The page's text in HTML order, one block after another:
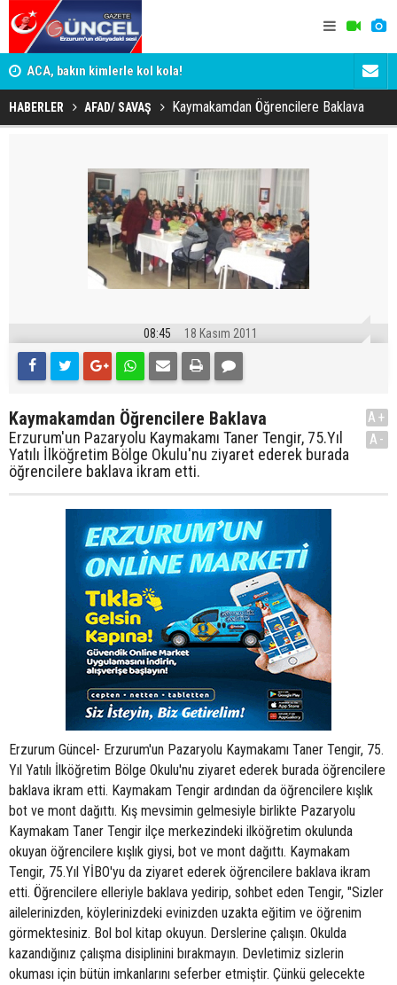
ACA, bakın kimlerle kol kola!
HABERLER AFAD/ SAVAŞ Kaymakamdan Öğrencilere Baklava
08:45 18 Kasım 2011
Kaymakamdan Öğrencilere Baklava
Erzurum'un Pazaryolu Kaymakamı Taner Tengir, 75.Yıl
Yatılı İlköğretim Bölge Okulu'nu ziyaret ederek burada
öğrencilere baklava ikram etti.
A+
A-
Erzurum Güncel- Erzurum'un Pazaryolu Kaymakamı Taner Tengir, 75.
Yıl Yatılı İlköğretim Bölge Okulu'nu ziyaret ederek burada öğrencilere
baklava ikram etti. Kaymakam Tengir ardından da öğrencilere kışlık
bot ve mont dağıttı. Kış mevsimin gelmesiyle birlikte Pazaryolu
Kaymakam Taner Tengir ilçe merkezindeki ilköğretim okulunda
okuyan öğrencilere kışlık giysi, bot ve mont dağıttı. Kaymakam
Tengir, 75.Yıl YİBO'yu da ziyaret ederek öğrencilere baklava ikram
etti. Öğrencilere elleriyle baklava yedirip, sohbet eden Tengir, "Sizler
ailelerinizden, köylerinizdeki evinizden uzakta eğitim ve öğrenim
görmektesiniz. Bol bol kitap okuyun. Derslerine çalışın. Okulda
kazandığınız çalışma disiplinini bırakmayın. Devletimiz sizlerin
okuması için bütün imkanlarını seferber etmiştir. Çünkü gelecekte